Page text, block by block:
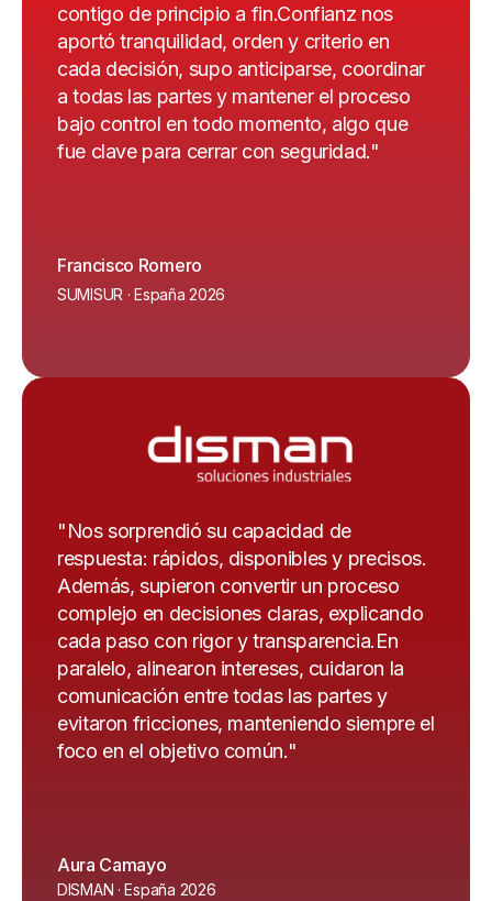
contigo de principio a fin.Confianz nos
aportó tranquilidad, orden y criterio en
cada decisión, supo anticiparse, coordinar
a todas las partes y mantener el proceso
bajo control en todo momento, algo que
fue clave para cerrar con seguridad."
Francisco Romero
SUMISUR · España 2026
"Nos sorprendió su capacidad de
respuesta: rápidos, disponibles y precisos.
Además, supieron convertir un proceso
complejo en decisiones claras, explicando
cada paso con rigor y transparencia.En
paralelo, alinearon intereses, cuidaron la
comunicación entre todas las partes y
evitaron fricciones, manteniendo siempre el
foco en el objetivo común."
Aura Camayo
DISMAN · España 2026